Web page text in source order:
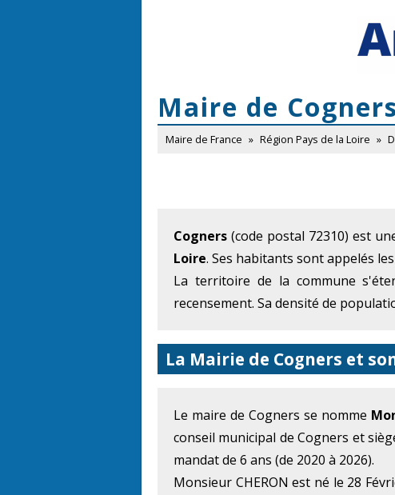
Maire de Cogners
Maire de France » Région Pays de la Loire »
Cogners (code postal 72310) est
Loire. Ses habitants sont appelés
La territoire de la commune
recensement. Sa densité de
La Mairie de Cogners et
Le maire de Cogners se nomme
conseil municipal de Cogners et
mandat de 6 ans (de 2020 à 2026).
Monsieur CHERON est né le 28